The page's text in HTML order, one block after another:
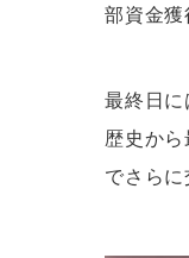
部資金
最終日
歴史か
でさら